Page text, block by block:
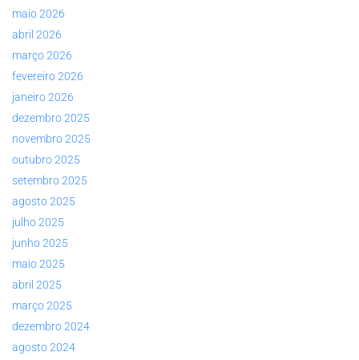
maio 2026
abril 2026
março 2026
fevereiro 2026
janeiro 2026
dezembro 2025
novembro 2025
outubro 2025
setembro 2025
agosto 2025
julho 2025
junho 2025
maio 2025
abril 2025
março 2025
dezembro 2024
agosto 2024